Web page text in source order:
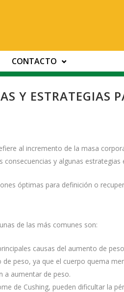
CONTACTO
Y ESTRATEGIAS
al incremento de la masa
y algunas
óptimas para definición o
de las más comunes son:
causas del aumento de
peso, ya que el cuerpo quema
a aumentar de peso.
de Cushing, pueden dificultar la